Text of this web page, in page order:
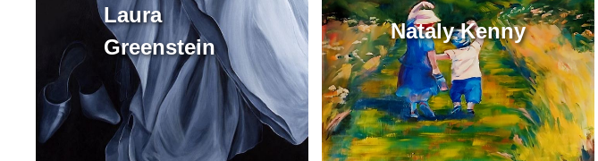
Laura
Greenstein
Nataly Kenny